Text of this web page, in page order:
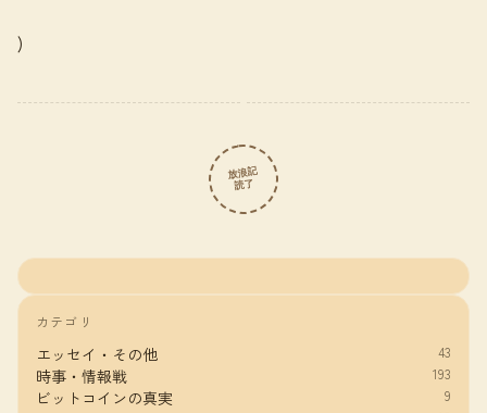
)
放浪記
読了
カテゴリ
エッセイ・その他 43
時事・情報戦 193
ビットコインの真実 9